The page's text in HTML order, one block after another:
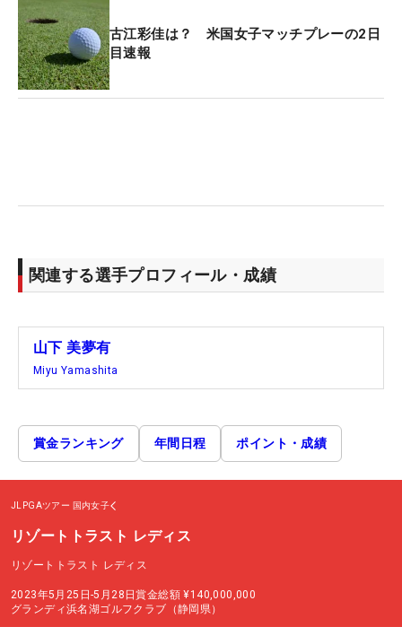
古江彩佳は？ 米国女子マッチプレーの2日
目速報
関連する選手プロフィール・成績
山下 美夢有
Miyu Yamashita
賞金ランキング 年間日程 ポイント・成績
JLPGAツアー 国内女子
リゾートトラスト レディス
リゾートトラスト レディス
2023年5月25日-5月28日賞金総額 ¥140,000,000
グランディ浜名湖ゴルフクラブ（静岡県）